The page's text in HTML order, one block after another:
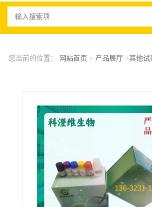
您当前的位置： 网站首页 > 产品展厅>其他试